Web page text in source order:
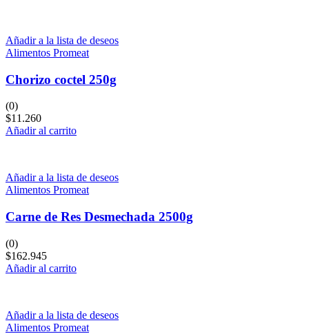
Añadir a la lista de deseos
Alimentos Promeat
Chorizo coctel 250g
(0)
$11.260
Añadir al carrito
Añadir a la lista de deseos
Alimentos Promeat
Carne de Res Desmechada 2500g
(0)
$162.945
Añadir al carrito
Añadir a la lista de deseos
Alimentos Promeat